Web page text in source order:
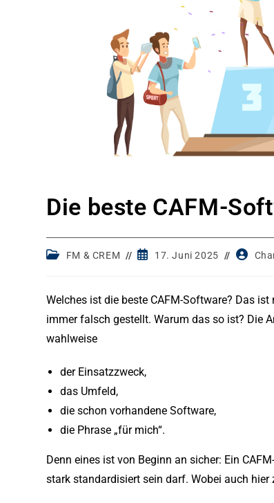
Die beste CAFM-
PostFM & CREM
Post17. Juni 2025
Post
Welches ist die beste CAFM-Software? Das
immer falsch gestellt. Warum das so ist? Die
wahlweise
der Einsatzzweck,
das Umfeld,
die schon vorhandene Software,
die Phrase „für mich“.
Denn eines ist von Beginn an sicher: Ein
stark standardisiert sein darf. Wobei auch